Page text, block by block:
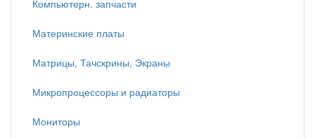
Компьютерн. запчасти
Материнские платы
Матрицы, Тачскрины, Экраны
Микропроцессоры и радиаторы
Мониторы